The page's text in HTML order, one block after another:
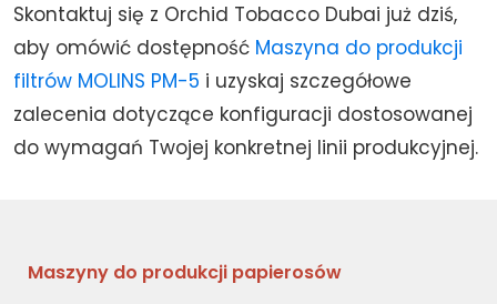
Skontaktuj się z Orchid Tobacco Dubai już dziś,
aby omówić dostępność Maszyna do produkcji
filtrów MOLINS PM-5 i uzyskaj szczegółowe
zalecenia dotyczące konfiguracji dostosowanej
do wymagań Twojej konkretnej linii produkcyjnej.
Maszyny do produkcji papierosów